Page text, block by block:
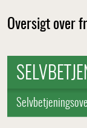
Oversigt over